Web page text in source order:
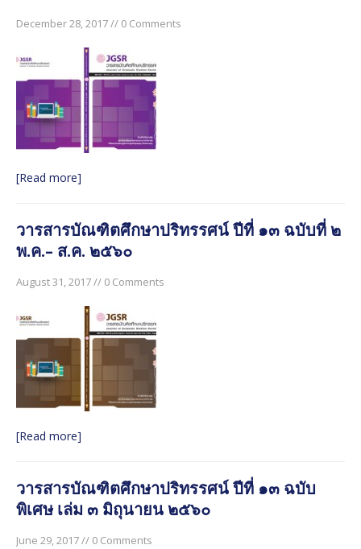
December 28, 2017 // 0 Comments
[Read more]
วารสารบัณฑิตศึกษาปริทรรศน์ ปีที่ ๑๓ ฉบับที่ ๒
พ.ค.– ส.ค. ๒๕๖๐
August 31, 2017 // 0 Comments
[Read more]
วารสารบัณฑิตศึกษาปริทรรศน์ ปีที่ ๑๓ ฉบับ
พิเศษ เล่ม ๓ มิถุนายน ๒๕๖๐
June 29, 2017 // 0 Comments